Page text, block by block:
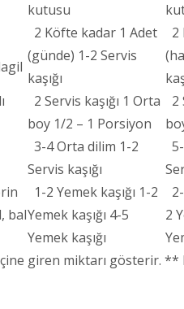
kutusu
2 Köfte kadar 1 Adet
(günde) 1-2 Servis
kaşığı
2
2 Servis kaşığı 1 Orta
boy 1/2 – 1 Porsiyon
2
3-4 Orta dilim 1-2
Servis kaşığı
bal
1-2 Yemek kaşığı 1-2
Yemek kaşığı 4-5
Yemek kaşığı
2
giren miktarı gösterir. **